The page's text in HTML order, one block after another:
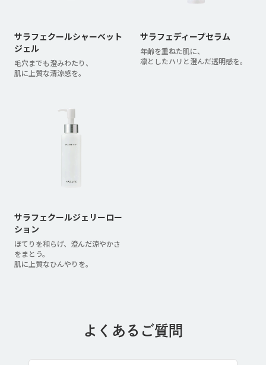
サラフェクールシャーベット
ジェル
毛穴までも澄みわたり、
肌に上質な清涼感を。
サラフェディープセラム
年齢を重ねた肌に、
凛としたハリと澄んだ透明感を。
サラフェクールジェリーロー
ション
ほてりを和らげ、澄んだ涼やかさ
をまとう。
肌に上質なひんやりを。
よくあるご質問